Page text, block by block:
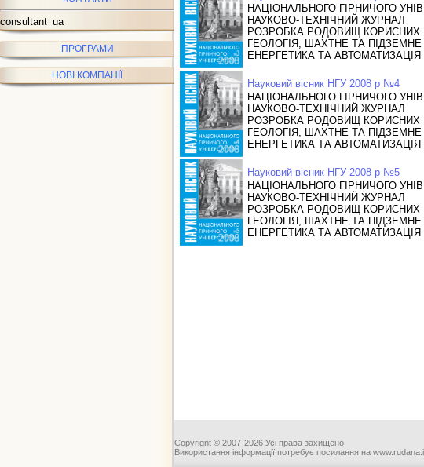
consultant_ua
ПРОГРАМИ
НОВІ КОМПАНІЇ
НАЦІОНАЛЬНОГО ГІРНИЧОГО
НАУКОВО-ТЕХНІЧНИЙ ЖУРНАЛ
РОЗРОБКА РОДОВИЩ КОРИСНИХ
ГЕОЛОГІЯ, ШАХТНЕ ТА
ЕНЕРГЕТИКА ТА
Науковий вісник НГУ 2008 р №4
НАЦІОНАЛЬНОГО ГІРНИЧОГО
НАУКОВО-ТЕХНІЧНИЙ ЖУРНАЛ
РОЗРОБКА РОДОВИЩ КОРИСНИХ
ГЕОЛОГІЯ, ШАХТНЕ ТА
ЕНЕРГЕТИКА ТА
Науковий вісник НГУ 2008 р №5
НАЦІОНАЛЬНОГО ГІРНИЧОГО
НАУКОВО-ТЕХНІЧНИЙ ЖУРНАЛ
РОЗРОБКА РОДОВИЩ КОРИСНИХ
ГЕОЛОГІЯ, ШАХТНЕ ТА
ЕНЕРГЕТИКА ТА
Copyrignt © 2007-2026 Усі права захищено.
Використання інформації потребує посилання на